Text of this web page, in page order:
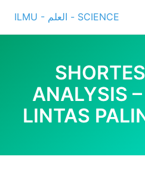
content
ILMU - العلم - SCIENCE
ANALYSIS
LINTAS